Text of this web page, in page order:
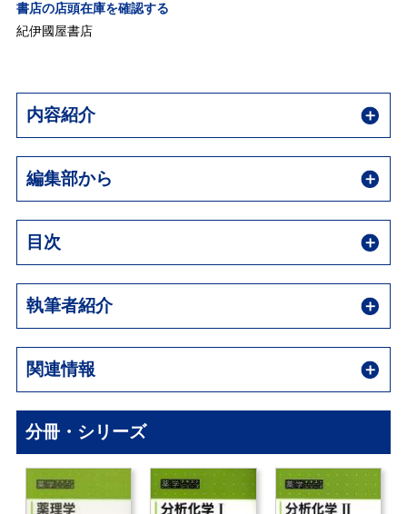
書店の店頭在庫を確認する
紀伊國屋書店
内容紹介
編集部から
目次
執筆者紹介
関連情報
分冊・シリーズ